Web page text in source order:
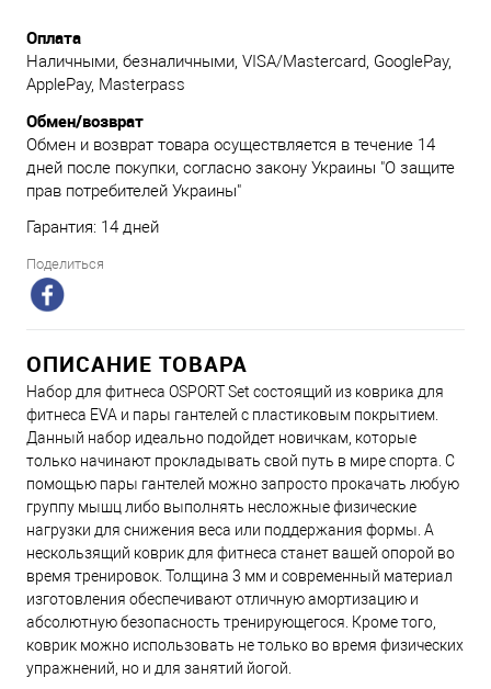
Оплата
Наличными, безналичными, VISA/Mastercard, GooglePay,
ApplePay, Masterpass
Обмен/возврат
Обмен и возврат товара осуществляется в течение 14
дней после покупки, согласно закону Украины "О защите
прав потребителей Украины"
Гарантия: 14 дней
Поделиться
ОПИСАНИЕ ТОВАРА
Набор для фитнеса OSPORT Set состоящий из коврика для
фитнеса EVA и пары гантелей с пластиковым покрытием.
Данный набор идеально подойдет новичкам, которые
только начинают прокладывать свой путь в мире спорта. С
помощью пары гантелей можно запросто прокачать любую
группу мышц либо выполнять несложные физические
нагрузки для снижения веса или поддержания формы. А
нескользящий коврик для фитнеса станет вашей опорой во
время тренировок. Толщина 3 мм и современный материал
изготовления обеспечивают отличную амортизацию и
абсолютную безопасность тренирующегося. Кроме того,
коврик можно использовать не только во время физических
упражнений, но и для занятий йогой.